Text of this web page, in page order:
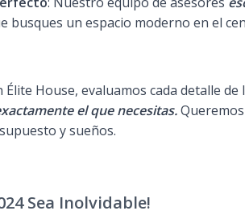
busques un espacio moderno en el
Élite House, evaluamos cada detalle
el que necesitas.
y sueños.
Sea Inolvidable!